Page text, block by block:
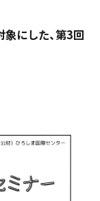
象にした、第3回